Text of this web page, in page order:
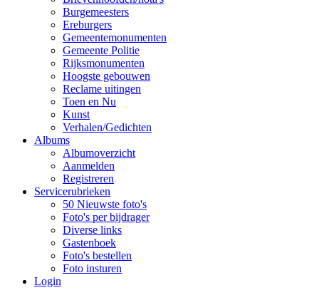
Burgemeesters
Ereburgers
Gemeentemonumenten
Gemeente Politie
Rijksmonumenten
Hoogste gebouwen
Reclame uitingen
Toen en Nu
Kunst
Verhalen/Gedichten
Albums
Albumoverzicht
Aanmelden
Registreren
Servicerubrieken
50 Nieuwste foto's
Foto's per bijdrager
Diverse links
Gastenboek
Foto's bestellen
Foto insturen
Login